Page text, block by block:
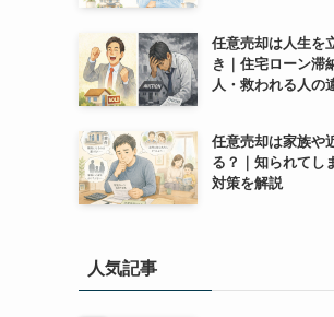
任意売却は人生を
き｜住宅ローン滞
人・救われる人の
任意売却は家族や
る？｜知られてし
対策を解説
人気記事